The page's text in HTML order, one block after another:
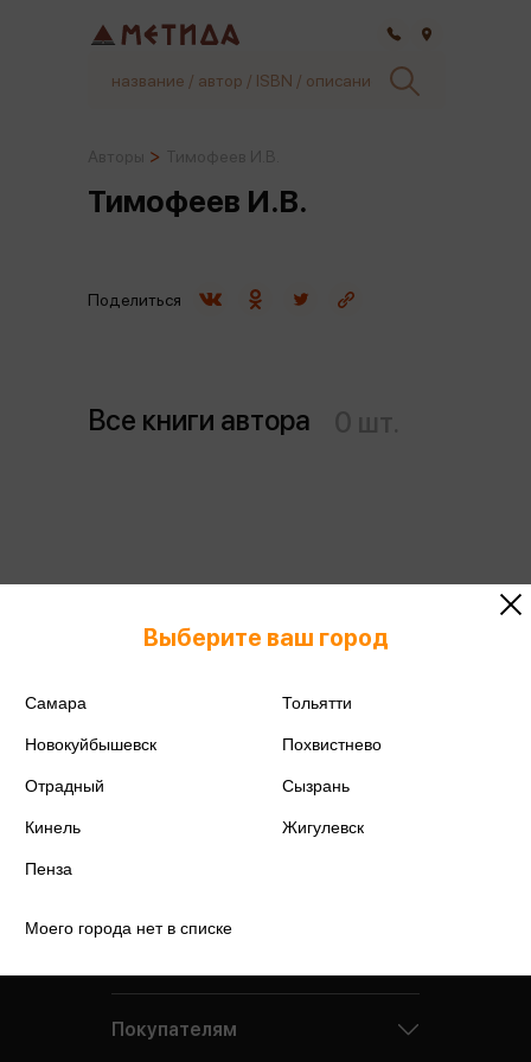
Тимофеев И.В.
Все книги автора
Поделиться
Подробнее о дисконтной карте
Выберите ваш город
Самара Тольятти
Новокуйбышевск Похвистнево
Отрадный Сызрань
Кинель Жигулевск
Пенза
Моего города нет в списке
Покупателям